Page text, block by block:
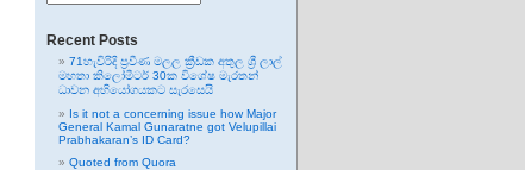
Recent Posts
71හැවිරිදි ප්‍රවීණ මලල ක්‍රීඩක අතුල ශ්‍රී ලාල්
මහතා කිලෝමීටර් 30ක විශේෂ මැරතන්
ධාවන අභියෝගයකට සැරසෙයි
Is it not a concerning issue how Major
General Kamal Gunaratne got Velupillai
Prabhakaran’s ID Card?
Quoted from Quora